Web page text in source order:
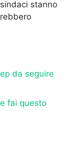
stanno
da seguire
fai questo